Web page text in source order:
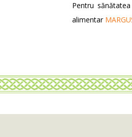
Pentru
alimentar